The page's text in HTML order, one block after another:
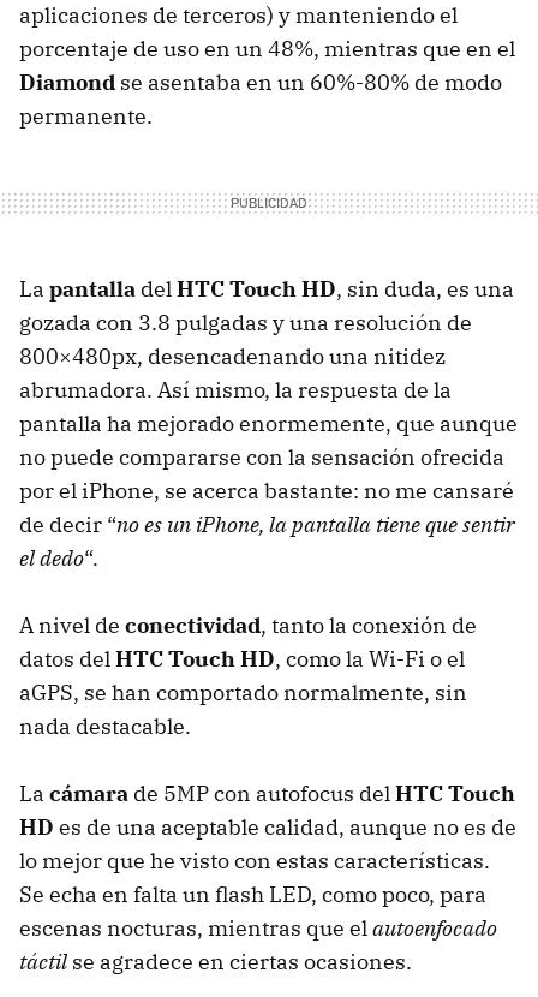
aplicaciones de terceros) y manteniendo el
porcentaje de uso en un 48%, mientras que en el
Diamond se asentaba en un 60%-80% de modo
permanente.
La pantalla delHTCTouch HD, sin duda, es una
gozada con 3.8 pulgadas y una resolución de
800×480px, desencadenando una nitidez
abrumadora. Así mismo, la respuesta de la
pantalla ha mejorado enormemente, que aunque
no puede compararse con la sensación ofrecida
por el iPhone, se acerca bastante: no me cansaré
de decir “no es un iPhone, la pantalla tiene que sentir
el dedo“.
A nivel de conectividad, tanto la conexión de
datos delHTCTouch HD, como la Wi-Fi o el
aGPS, se han comportado normalmente, sin
nada destacable.
La cámara de 5MP con autofocus delHTCTouch
HD es de una aceptable calidad, aunque no es de
lo mejor que he visto con estas características.
Se echa en falta un flash LED, como poco, para
escenas nocturas, mientras que elautoenfocado
táctilse agradece en ciertas ocasiones.